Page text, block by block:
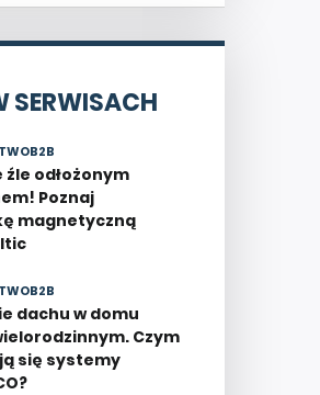
SERWISACH
źle odłożonym
Poznaj
magnetyczną
dachu w domu
Czym
się systemy